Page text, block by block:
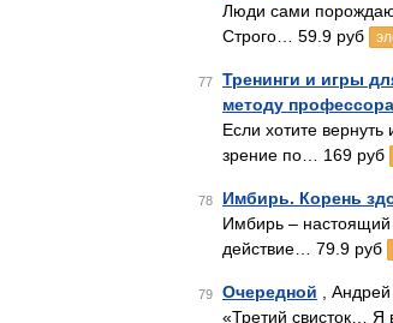
Люди сами
Строго… 59.9 руб
77
Тренинги и игры
методу
Если хотите
зрение по… 169 руб
78 Имбирь. Корень
Имбирь – настоящий
действие… 79.9 руб
79 Очередной ,
«Третий свисток… Я